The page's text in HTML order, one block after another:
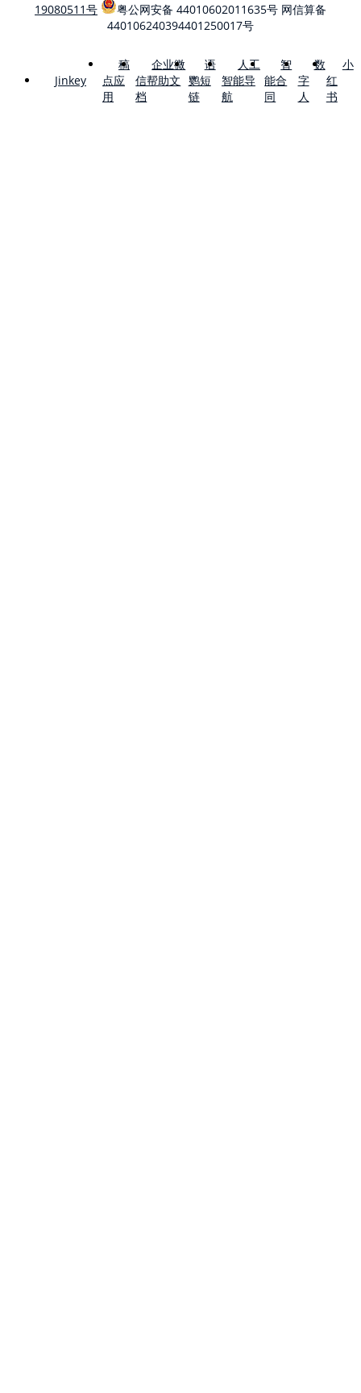
19080511号
粤公网安备 44010602011635号 网信算备
440106240394401250017号
Jinkey
稿
点应
用
企业微
信帮助文
档
语
鹦短
链
人工
智能导
航
智
能合
同
数
字
人
小
红
书